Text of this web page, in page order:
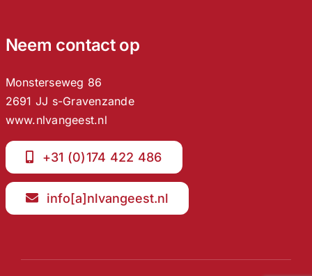
Neem contact op
Monsterseweg 86
2691 JJ s-Gravenzande
www.nlvangeest.nl
+31 (0)174 422 486
info[a]nlvangeest.nl